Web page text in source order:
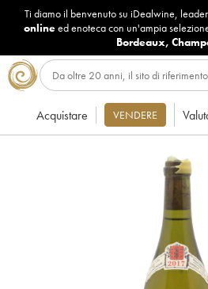
Ti diamo il benvenuto su iDealwine,
onlineed enoteca con un'ampia
Bordeaux,
Acquistare VENDERE